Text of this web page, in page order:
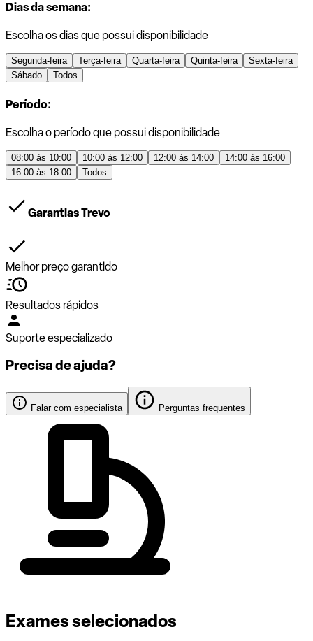
Dias da semana:
Escolha os dias que possui disponibilidade
Segunda-feira Terça-feira Quarta-feira Quinta-feira
Sexta-feira
Sábado
Todos
Período:
Escolha o período que possui disponibilidade
08:00 às 10:00 10:00 às 12:00 12:00 às 14:00
14:00 às 16:00
16:00 às 18:00
Todos
Garantias Trevo
Melhor preço garantido
Resultados rápidos
Suporte especializado
Precisa de ajuda?
Falar com especialista Perguntas frequentes
Exames selecionados